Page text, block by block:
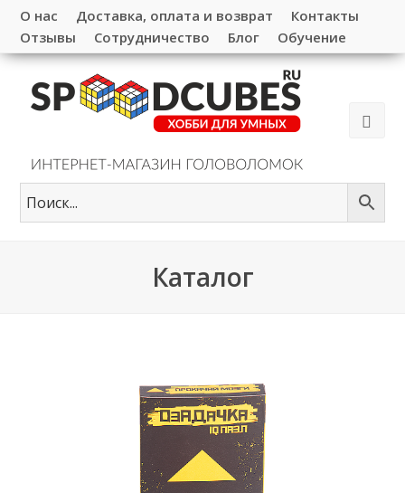
О нас Доставка, оплата и возврат
Контакты
Отзывы
Сотрудничество Блог Обучение
Каталог